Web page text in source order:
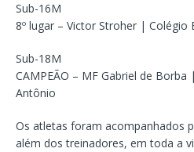
Sub-16M
8º lugar – Victor Stroher | Colégio
Sub-18M
CAMPEÃO – MF Gabriel de
Antônio
Os atletas foram acompanhados
além dos treinadores, em toda a